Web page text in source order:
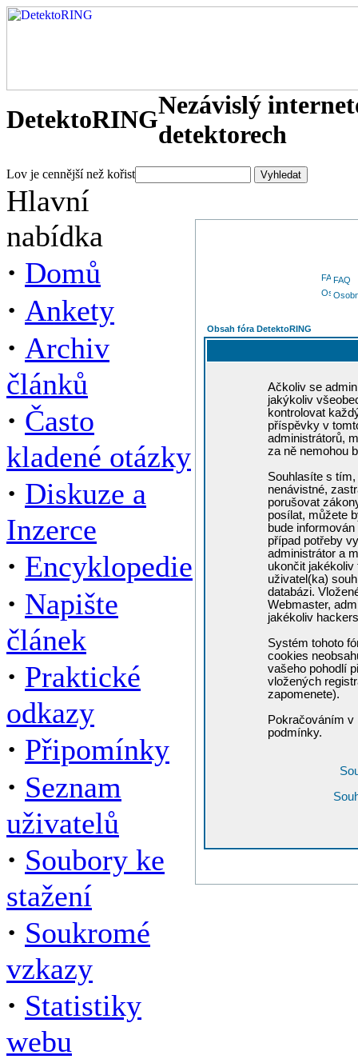
DetektoRINGNezávislý
detektorech
Lov je cennější než kořist
Hlavní
nabídka
· Domů
· Ankety
· Archiv
článků
· Často
kladené otázky
· Diskuze a
Inzerce
· Encyklopedie
· Napište
článek
· Praktické
odkazy
· Připomínky
· Seznam
uživatelů
· Soubory ke
stažení
· Soukromé
vzkazy
· Statistiky
webu
FAQ
Obsah fóra DetektoRING
Ačkoliv se
jakýkoliv
kontrolovat
příspěvky v
administrátorů,
za ně nemohou
Souhlasíte s
nenávistné,
porušovat
posílat, můžete
bude
případ potřeby
administrátor a
ukončit
uživatel(ka)
databázi.
Webmaster,
jakékoliv
Systém tohoto
cookies
vašeho pohodlí
vložených
zapomenete).
Pokračováním v
podmínky.